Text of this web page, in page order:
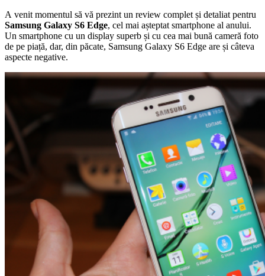
A venit momentul să vă prezint un review complet și detaliat pentru
Samsung Galaxy S6 Edge, cel mai așteptat smartphone al anului.
Un smartphone cu un display superb și cu cea mai bună cameră foto
de pe piață, dar, din păcate, Samsung Galaxy S6 Edge are și câteva
aspecte negative.